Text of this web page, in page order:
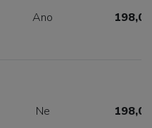
Ano
Ne